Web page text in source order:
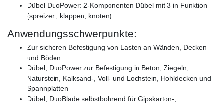
Dübel DuoPower: 2-Komponenten Dübel mit 3 in Funktion
(spreizen, klappen, knoten)
Anwendungsschwerpunkte:
Zur sicheren Befestigung von Lasten an Wänden, Decken
und Böden
Dübel, DuoPower zur Befestigung in Beton, Ziegeln,
Naturstein, Kalksand-, Voll- und Lochstein, Hohldecken und
Spannplatten
Dübel, DuoBlade selbstbohrend für Gipskarton-,